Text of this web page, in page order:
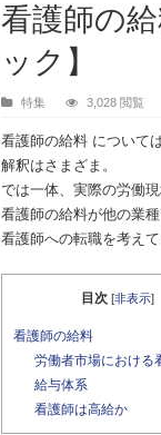
看護師の
ック】
特集 3,028 閲覧
看護師の給料 について
解釈はさまざま。
では一体、実際の労働
看護師の給料が他の業
看護師への転職を考え
目次 [非表示]
看護師の給料
労働者市場における
給与体系
看護師は高給か